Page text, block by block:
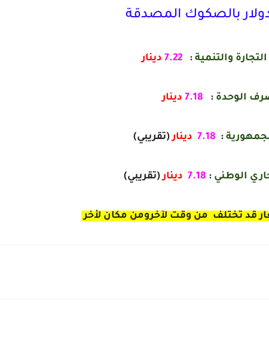
بالصكوك المصدقة
والتنمية :
7.22 دينار
الوحدة :
7.18 دينار
: دينار (تقريبي)
الوطني :
7.18 دينار (تقريبي)
قد تختلف من وقت لآخرومن مكان لأخر